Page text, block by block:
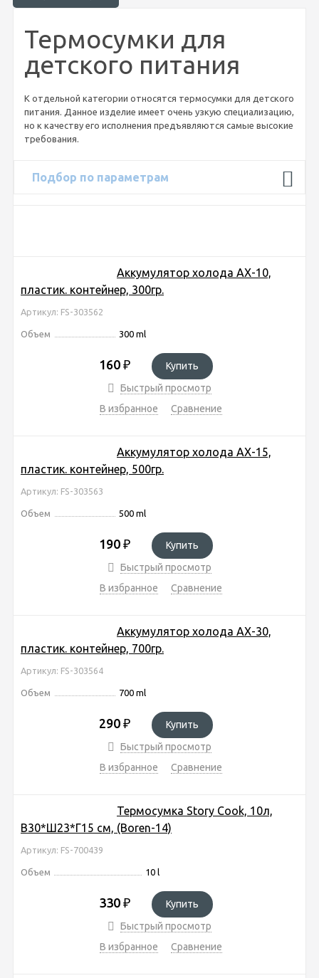
Термосумки для
детского питания
К отдельной категории относятся термосумки для детского
питания. Данное изделие имеет очень узкую специализацию,
но к качеству его исполнения предъявляются самые высокие
требования.
Подбор по параметрам
Аккумулятор холода AX-10,
пластик. контейнер, 300гр.
Артикул: FS-303562
Объем 300 ml
160 ₽
Купить
Быстрый просмотр
В избранное
Сравнение
Аккумулятор холода AX-15,
пластик. контейнер, 500гр.
Артикул: FS-303563
Объем 500 ml
190 ₽
Купить
Быстрый просмотр
В избранное
Сравнение
Аккумулятор холода AX-30,
пластик. контейнер, 700гр.
Артикул: FS-303564
Объем 700 ml
290 ₽
Купить
Быстрый просмотр
В избранное
Сравнение
Термосумка Story Cook, 10л,
В30*Ш23*Г15 см, (Boren-14)
Артикул: FS-700439
Объем 10 l
330 ₽
Купить
Быстрый просмотр
В избранное
Сравнение